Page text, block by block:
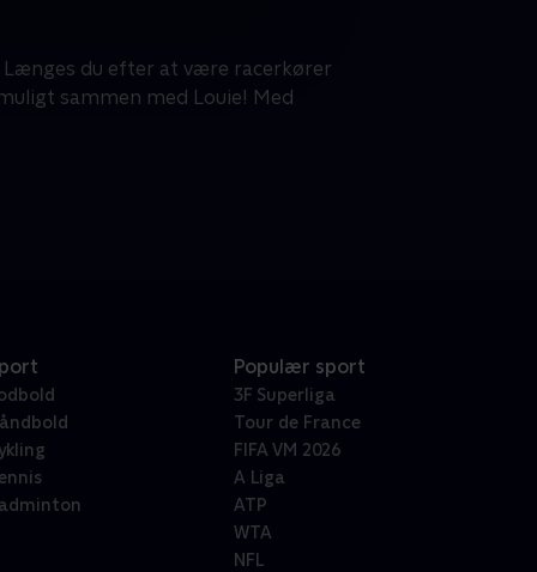
Længes du efter at være racerkører
sammen med Louie! Med
Populær sport
3F Superliga
Tour de France
FIFA VM 2026
A Liga
ATP
WTA
NFL